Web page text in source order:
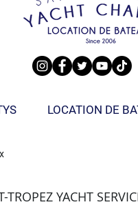
LOCATION DE
TROPEZ YACHT